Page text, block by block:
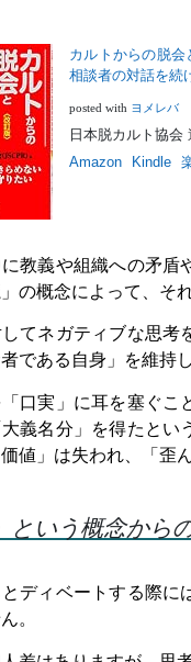
カルトからの脱
相談者の対話を続
posted with ヨメレバ
日本脱カルト協会
Amazon
Kindle
教義や組織への矛盾
の概念によって、そ
てネガティブな思考
である自身」を維持
「口実」に耳を塞ぐ
義名分」を得たとい
値」は失われ、「歪
という概念から
とディベートする際
。